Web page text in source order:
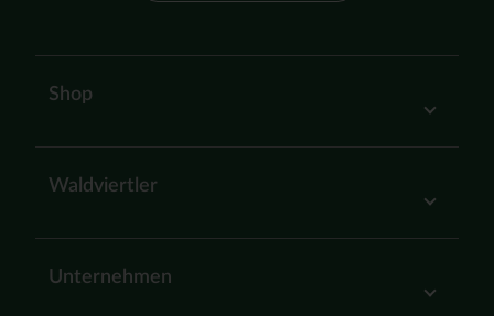
Shop
Waldviertler
Unternehmen